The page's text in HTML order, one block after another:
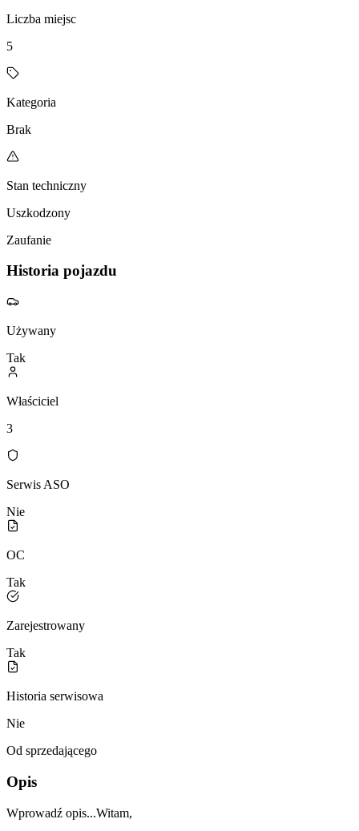
Liczba miejsc
5
Kategoria
Brak
Stan techniczny
Uszkodzony
Zaufanie
Historia pojazdu
Używany
Tak
Właściciel
3
Serwis ASO
Nie
OC
Tak
Zarejestrowany
Tak
Historia serwisowa
Nie
Od sprzedającego
Opis
Wprowadź opis...Witam,